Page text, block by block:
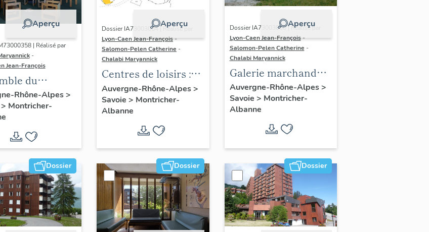
Aperçu
| Réalisé par
-
Jean-François
du
de la
:
table
fauteuil,
Rhône-Alpes>
> Montricher-
Aperçu
Dossier IA73003064 | Réalisé par
Lyon-Caen Jean-François-
Salomon-Pelen Catherine -
Chalabi Maryannick
Centres de loisirs :
Villages de vacances
Azurèva et Horizons
nouveaux
Auvergne-Rhône-Alpes>
Savoie > Montricher-
Albanne
Aperçu
Dossier IA73003066 | Réalisé par
Lyon-Caen Jean-François -
Salomon-Pelen Catherine -
Chalabi Maryannick
Galerie marchande ;
établissement
administratif :
Centre administratif
et commercial le
Auvergne-Rhône-Alpes>
Savoie > Montricher-
Albanne
Dossier Dossier Dossier